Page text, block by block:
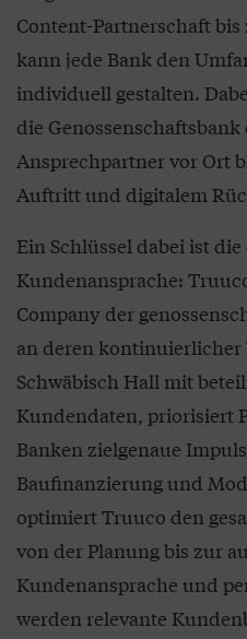
Content-Partnerschaft
kann jede Bank den
individuell gestalten.
die Genossenschaftsbank
Ansprechpartner vor Ort
Auftritt und digitalem
Ein Schlüssel dabei ist
Kundenansprache:
Company der
an deren
Schwäbisch Hall mit
Kundendaten, priorisiert
Banken zielgenaue
Baufinanzierung und
optimiert Truuco den
von der Planung bis zur
Kundenansprache und
werden relevante